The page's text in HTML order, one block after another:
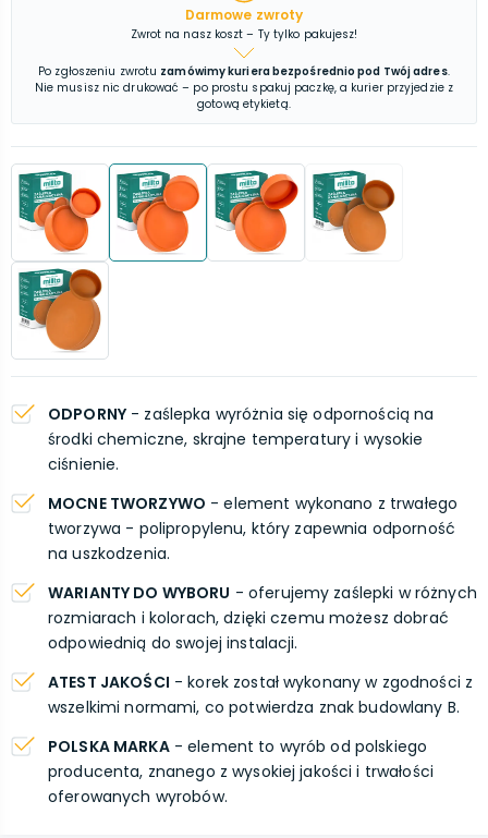
Darmowe zwroty
Zwrot na nasz koszt – Ty tylko pakujesz!
Po zgłoszeniu zwrotu zamówimy kuriera bezpośrednio pod Twój adres.
Nie musisz nic drukować – po prostu spakuj paczkę, a kurier przyjedzie z
gotową etykietą.
ODPORNY- zaślepka wyróżnia się odpornością na
środki chemiczne, skrajne temperatury i wysokie
ciśnienie.
MOCNE TWORZYWO - element wykonano z trwałego
tworzywa - polipropylenu, który zapewnia odporność
na uszkodzenia.
WARIANTY DO WYBORU - oferujemy zaślepki w różnych
rozmiarach i kolorach, dzięki czemu możesz dobrać
odpowiednią do swojej instalacji.
ATEST JAKOŚCI - korek został wykonany w zgodności z
wszelkimi normami, co potwierdza znak budowlany B.
POLSKA MARKA- element to wyrób od polskiego
producenta, znanego z wysokiej jakości i trwałości
oferowanych wyrobów.